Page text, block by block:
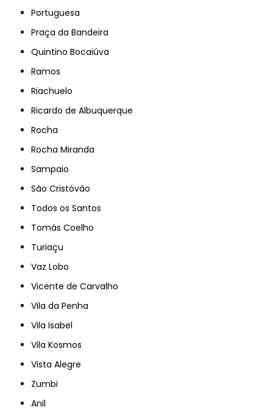
Portuguesa
Praça da Bandeira
Quintino Bocaiúva
Ramos
Riachuelo
Ricardo de Albuquerque
Rocha
Rocha Miranda
Sampaio
São Cristóvão
Todos os Santos
Tomás Coelho
Turiaçu
Vaz Lobo
Vicente de Carvalho
Vila da Penha
Vila Isabel
Vila Kosmos
Vista Alegre
Zumbi
Anil